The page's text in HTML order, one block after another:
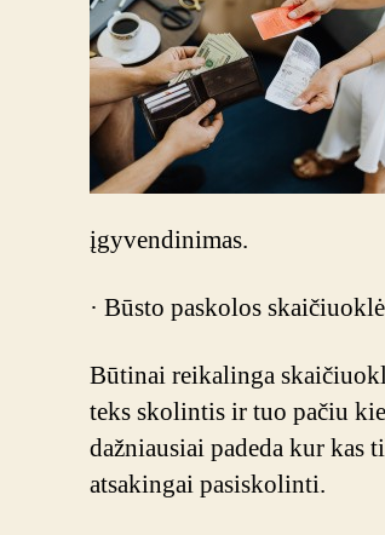
įgyvendinimas.
· Būsto paskolos skaičiuoklė
Būtinai reikalinga
teks skolintis ir tuo pačiu
dažniausiai padeda kur
atsakingai pasiskolinti.